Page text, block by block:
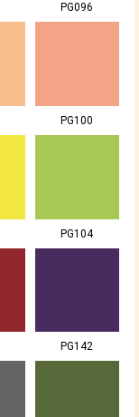
PG096
PG100
PG104
PG142